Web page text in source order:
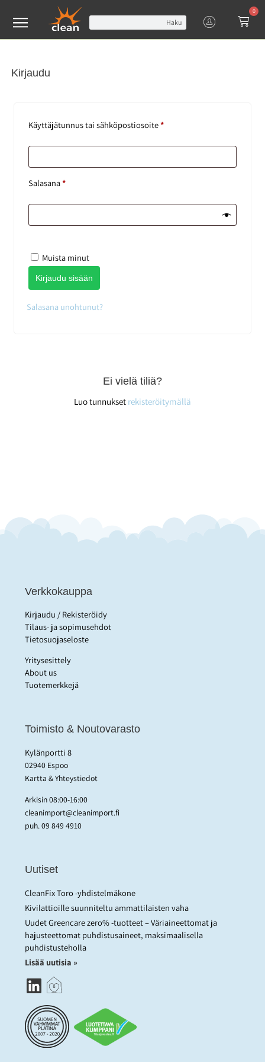
Haku
0
Kirjaudu
Käyttäjätunnus tai sähköpostiosoite*
Salasana*
Muista minut
Kirjaudu sisään
Salasana unohtunut?
Ei vielä tiliä?
Luo tunnukset rekisteröitymällä
Verkkokauppa
Kirjaudu / Rekisteröidy
Tilaus- ja sopimusehdot
Tietosuojaseloste
Yritysesittely
About us
Tuotemerkkejä
Toimisto & Noutovarasto
Kylänportti 8
02940 Espoo
Kartta & Yhteystiedot
Arkisin 08:00-16:00
cleanimport@cleanimport.fi
puh.09 849 4910
Uutiset
CleanFix Toro -yhdistelmäkone
Kivilattioille suunniteltu ammattilaisten vaha
Uudet Greencare zero% -tuotteet – Väriaineettomat ja
hajusteettomat puhdistusaineet, maksimaalisella
puhdistusteholla
Lisää uutisia »